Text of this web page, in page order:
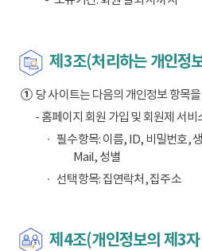
제3조(처리하는 개인정
①당 사이트는 다음의 개인정보 항목
- 홈페이지 회원 가입 및 회원제 서비
필수항목: 이름, ID, 비밀번호,
Mail, 성별
선택항목: 집연락처, 집주소
제4조(개인정보의 제3